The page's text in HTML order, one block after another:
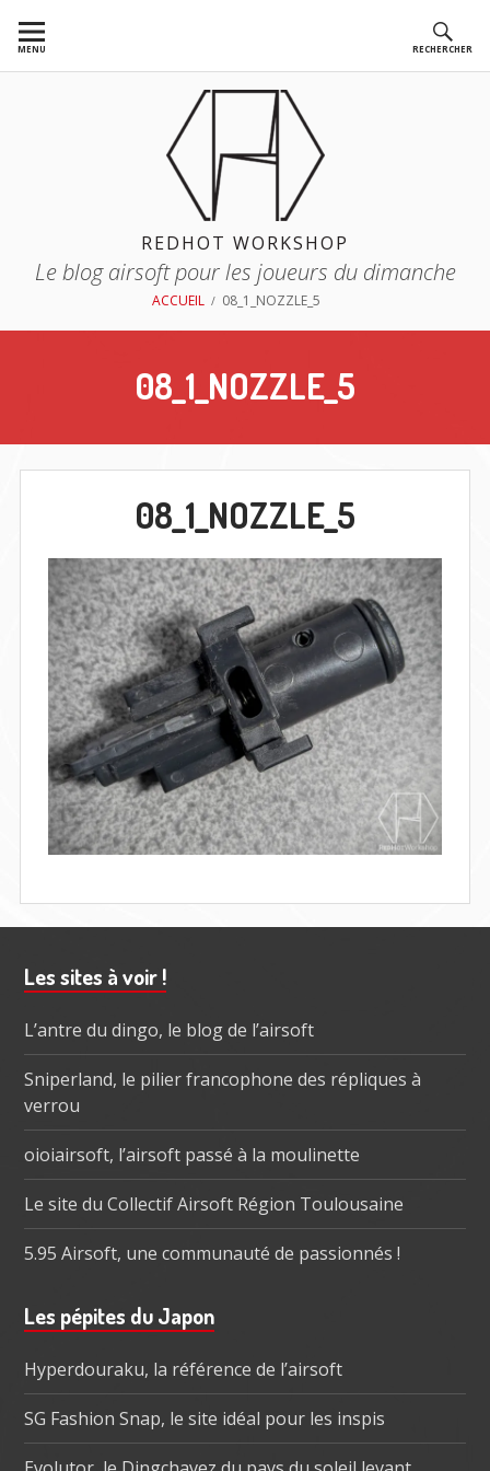
auMENU RECHERCHER
REDHOT WORKSHOP
Le blog airsoft pour les joueurs du dimanche
ACCUEIL 08_1_NOZZLE_5
08_1_NOZZLE_5
08_1_NOZZLE_5
Barre
subsidiaire
Les sites à voir !
L’antre du dingo, le blog de l’airsoft
Sniperland, le pilier francophone des répliques à
verrou
oioiairsoft, l’airsoft passé à la moulinette
Le site du Collectif Airsoft Région Toulousaine
5.95 Airsoft, une communauté de passionnés !
Les pépites du Japon
Hyperdouraku, la référence de l’airsoft
SG Fashion Snap, le site idéal pour les inspis